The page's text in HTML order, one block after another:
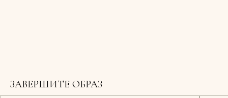
ЗАВЕРШИТЕ ОБРАЗ